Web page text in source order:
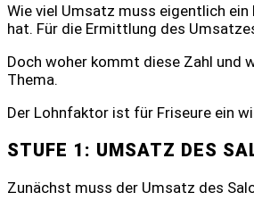
Wie viel Umsatz muss eigentlich
hat. Für die Ermittlung des
Doch woher kommt diese Zahl und
Thema.
Der Lohnfaktor ist für Friseure ein
STUFE 1: UMSATZ DES
Zunächst muss der Umsatz des